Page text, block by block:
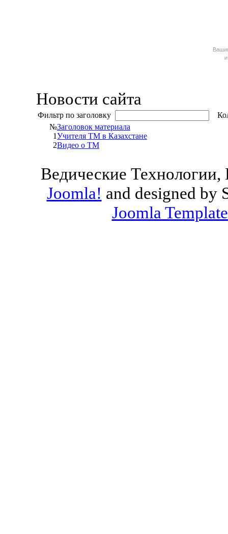
Новости сайта
Фильтр по заголовку
№Заголовок материала
1Учителя ТМ в Казахстане
2Видео о ТМ
Ведические Технологии,
Joomla! and designed by
Joomla